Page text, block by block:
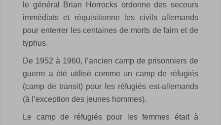
le général Brian Horrocks ordonne des secours
immédiats et réquisitionne les civils allemands
pour enterrer les centaines de morts de faim et de
typhus.
De 1952 à 1960, l’ancien camp de prisonniers de
guerre a été utilisé comme un camp de réfugiés
(camp de transit) pour les réfugiés est-allemands
(à l’exception des jeunes hommes).
Le camp de réfugiés pour les femmes était à